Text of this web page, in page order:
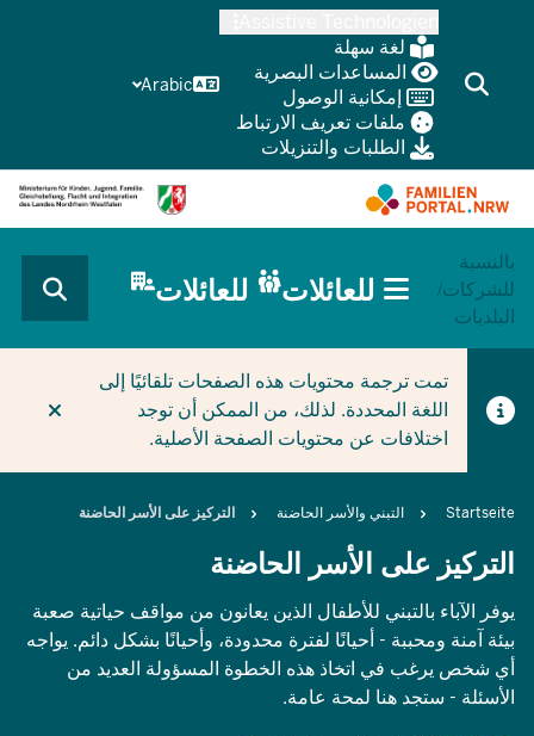
content
لغة سهلة
المساعدات البصرية
إمكانية الوصول
ملفات تعريف الارتباط
الطلبات والتنزيلات
Arabic
بالنسبة
للشركات/
البلديات
CURRENT SECTION للعائلات
HAUPTNAVIGATION
(BÜRGERBEREICH
للعائلات للعائلات
تمت ترجمة محتويات هذه الصفحات تلقائيًا إلى
اللغة المحددة. لذلك، من الممكن أن توجد
اختلافات عن محتويات الصفحة الأصلية.
Breadcrumb
Startseite التبني والأسر الحاضنة التركيز على الأسر الحاضنة
التركيز على الأسر الحاضنة
يوفر الآباء بالتبني للأطفال الذين يعانون من مواقف حياتية صعبة
بيئة آمنة ومحببة - أحيانًا لفترة محدودة، وأحيانًا بشكل دائم. يواجه
أي شخص يرغب في اتخاذ هذه الخطوة المسؤولة العديد من
الأسئلة - ستجد هنا لمحة عامة.